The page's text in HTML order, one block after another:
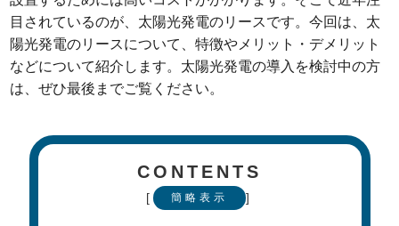
目されているのが、太陽光発電のリースです。今回は、太
陽光発電のリースについて、特徴やメリット・デメリット
などについて紹介します。太陽光発電の導入を検討中の方
は、ぜひ最後までご覧ください。
CONTENTS
[ 簡略表示 ]